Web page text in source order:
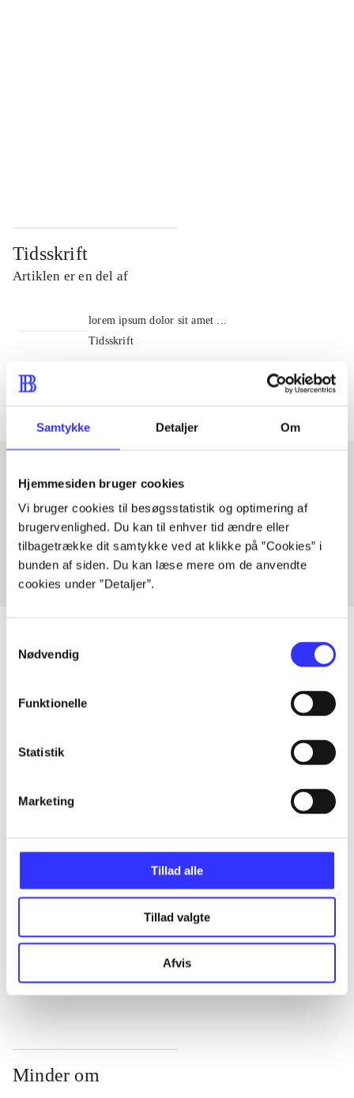
Samtykke Detaljer Om
Hjemmesiden bruger cookies
Vi bruger cookies til besøgsstatistik og optimering af
brugervenlighed. Du kan til enhver tid ændre eller
tilbagetrække dit samtykke ved at klikke på ”Cookies” i
bunden af siden. Du kan læse mere om de anvendte
cookies under ”Detaljer”.
Nødvendig
Funktionelle
Statistik
Marketing
Tillad alle
Tillad valgte
Afvis
Tidsskrift
Artiklen er en del af
lorem ipsum dolor sit amet ...
Tidsskrift
Artikler med samme emner
Fra
Alle registrerede artikler fordelt på udgivelser
...
...
...
Minder om